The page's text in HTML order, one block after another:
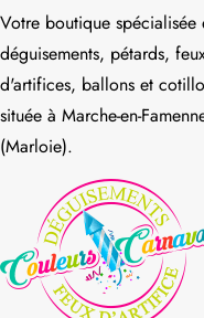
Votre boutique spécialisée
déguisements, pétards,
d'artifices, ballons et
située à Marche-en-
(Marloie).